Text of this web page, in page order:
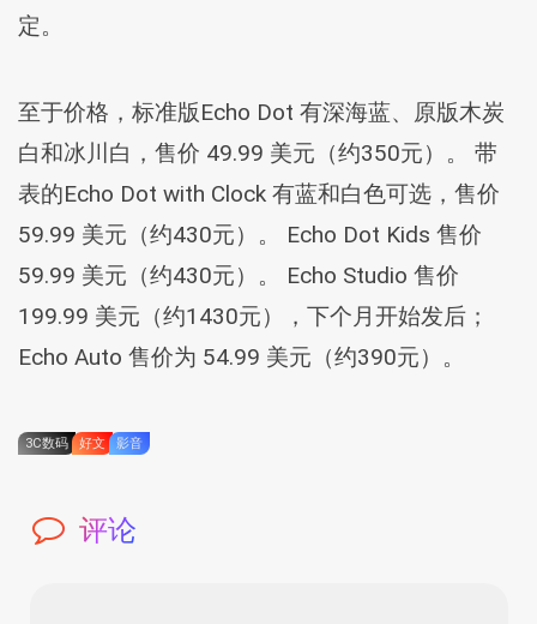
定。
至于价格，标准版Echo Dot 有深海蓝、原版木炭
白和冰川白，售价 49.99 美元（约350元）。 带
表的Echo Dot with Clock 有蓝和白色可选，售价
59.99 美元（约430元）。 Echo Dot Kids 售价
59.99 美元（约430元）。 Echo Studio 售价
199.99 美元（约1430元），下个月开始发后；
Echo Auto 售价为 54.99 美元（约390元）。
3C数码 好文 影音
评论